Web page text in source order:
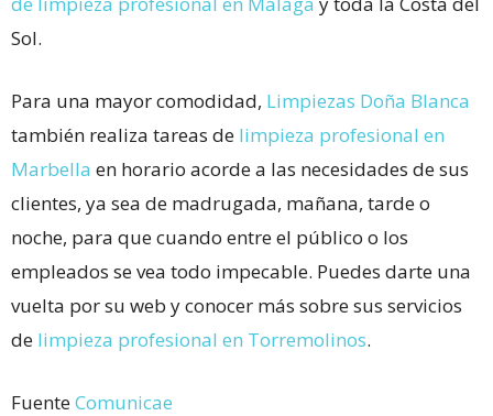
Sol.
Para una mayor comodidad, Limpiezas Doña Blanca
también realiza tareas de limpieza profesional en
Marbella en horario acorde a las necesidades de sus
clientes, ya sea de madrugada, mañana, tarde o
noche, para que cuando entre el público o los
empleados se vea todo impecable. Puedes darte una
vuelta por su web y conocer más sobre sus servicios
de limpieza profesional en Torremolinos.
FuenteComunicae